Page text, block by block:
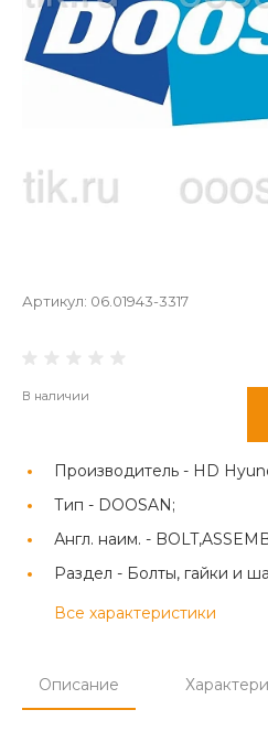
Артикул: 06.01943-3317
В наличии
Производитель - HD
Тип - DOOSAN;
Англ. наим. -
Раздел - Болты, гайки и
Все характеристики
Описание